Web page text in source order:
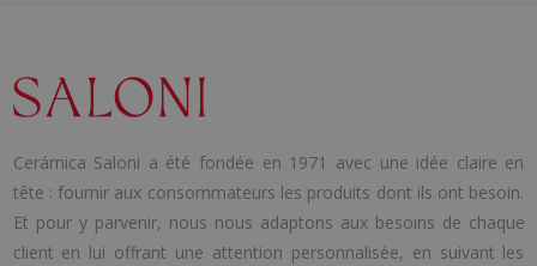
Cerámica Saloni a été fondée en 1971 avec une idée claire en
tête : fournir aux consommateurs les produits dont ils ont besoin.
Et pour y parvenir, nous nous adaptons aux besoins de chaque
client en lui offrant une attention personnalisée, en suivant les